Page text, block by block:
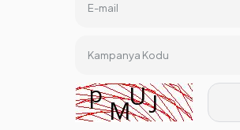
E-mail
Kampanya Kodu